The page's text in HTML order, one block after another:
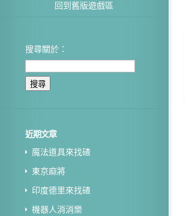
回到舊版遊戲區
搜尋關於：
近期文章
魔法道具來找碴
東京麻將
印度德里來找碴
機器人消消樂